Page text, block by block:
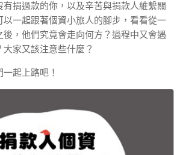
捐過款的你，以及辛苦與捐款人維繫關
以一起跟著個資小旅人的腳步，看看從一
後，他們究竟會走向何方？過程中又會遇
家又該注意些什麼？
起上路吧！